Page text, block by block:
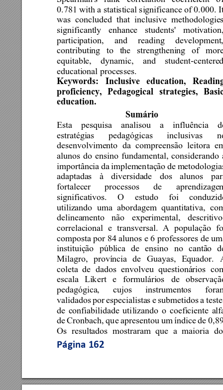
Página 162
0.781 with a statistical significance of 0.000.
was concluded that inclusive
significantly
enhance students'
participation,
and reading
contributing
to the strengthening of
equitable,
dynamic, and
student-
educational processes.
Keywords:
Inclusive education,
proficiency,
Pedagogical strategies,
education.
Sumário
Esta
pesquisa analisou a influência
estratégias
pedagógicas inclusivas
desenvolvimento da compreensão leitora
alunos do ensino fundamental, considerando
importância da implementação de
adaptadas
à diversidade dos alunos
fortalecer
processos de
significativos.
O estudo foi
utilizando uma abordagem quantitativa,
delineamento
não experimental,
correlacional e transversal. A população
composta por 84 alunos e 6 professores de
instituição
pública de ensino no cantão
Milagro,
província de Guayas, Equador.
coleta de dados envolveu questionários
escala
Likert e formulários de
pedagógica,
cujos instrumentos
validados por especialistas e submetidos a
de confiabilidade utilizando o coeficiente
de Cronbach, que apresentou um índice de
Os resultados mostraram que a maioria